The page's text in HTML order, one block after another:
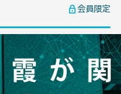
会員限定